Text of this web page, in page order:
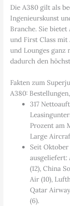
Die A380 gilt als
Ingenieurskunst
Branche. Sie
und First Class mit
und Lounges ganz
dadurch den
Fakten zum
A380:
317
Prozent am
Large
Seit
ausgeliefert:
(12), China
Air (10),
Qatar
(6).